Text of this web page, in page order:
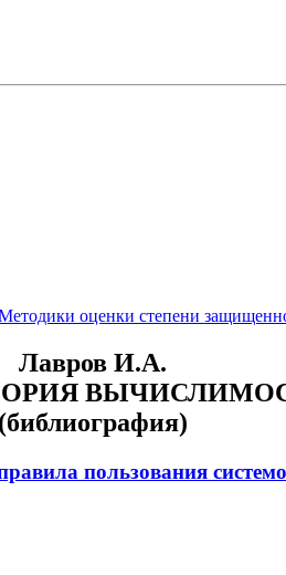
оценки степени
Лавров И.А.
(библиография)
пользования